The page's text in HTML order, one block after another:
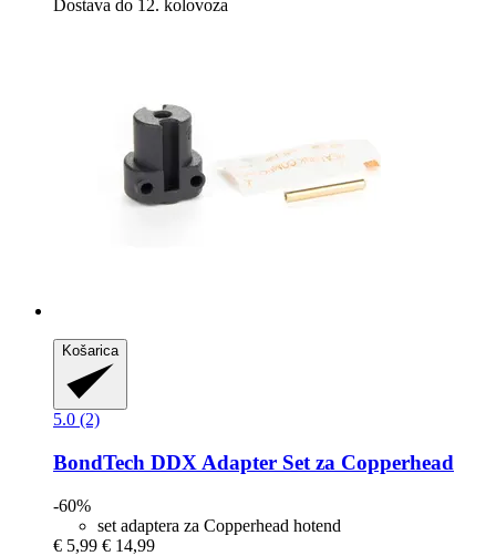
Dostava do 12. kolovoza
Košarica
5.0 (2)
BondTech DDX Adapter Set za Copperhead
-60%
set adaptera za Copperhead hotend
€ 5,99 € 14,99